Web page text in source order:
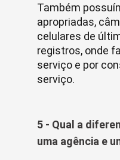
Também
apropriadas,
celulares de
registros, onde
serviço e por
serviço.
5 - Qual a
uma agência e